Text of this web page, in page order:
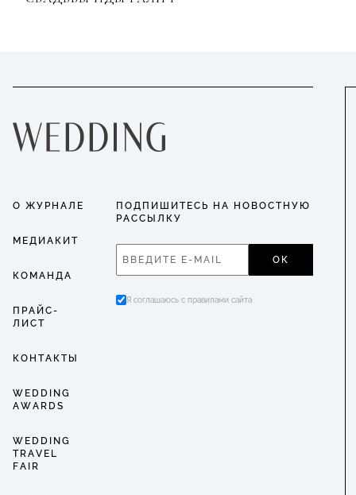
О ЖУРНАЛЕ
МЕДИАКИТ
КОМАНДА
ПРАЙС-
ЛИСТ
КОНТАКТЫ
WEDDING
AWARDS
WEDDING
TRAVEL
FAIR
ПОДПИШИТЕСЬ НА НОВОСТНУЮ
РАССЫЛКУ
ОК
Я соглашаюсь с правилами сайта